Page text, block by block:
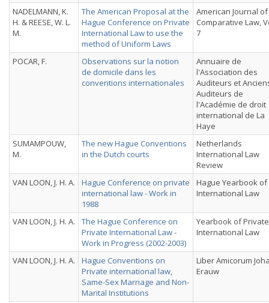
NADELMANN, K.
H. & REESE, W. L.
M.
The American Proposal at the
Hague Conference on Private
International Law to use the
method of Uniform Laws
American Journal of
Comparative Law,
7
POCAR, F.
Observations sur la notion
de domicile dans les
conventions internationales
Annuaire de
l'Association des
Auditeurs et
Auditeurs de
l'Académie de droit
international de La
Haye
SUMAMPOUW,
M.
The new Hague Conventions
in the Dutch courts
Netherlands
International Law
Review
VAN LOON, J. H. A.
Hague Conference on private
international law - Work in
1988
Hague Yearbook of
International Law
VAN LOON, J. H. A.
The Hague Conference on
Private International Law -
Work in Progress (2002-2003)
Yearbook of Private
International Law
VAN LOON, J. H. A.
Hague Conventions on
Private international law,
Same-Sex Marriage and Non-
Marital Institutions
Liber Amicorum
Erauw